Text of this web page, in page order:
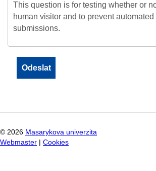
This question is for testing whether or
human visitor and to prevent automated
submissions.
© 2026 Masarykova univerzita
Webmaster
Cookies